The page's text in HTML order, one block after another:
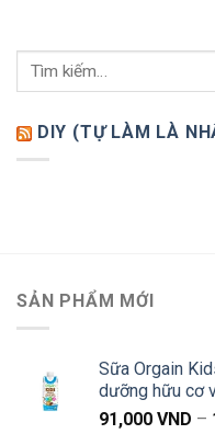
DIY (TỰ LÀM LÀ
SẢN PHẨM MỚI
Sữa Orgain
dưỡng hữu cơ
91,000 VND –